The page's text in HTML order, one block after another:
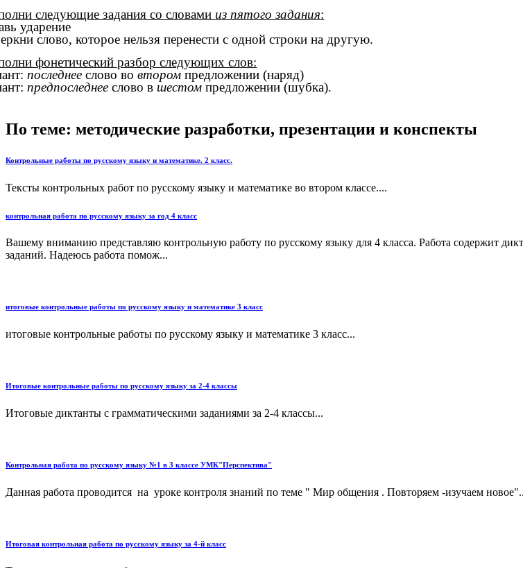
следующие задания со словами из пятого задания:
ударение
слово, которое нельзя перенести с одной строки на другую.
фонетический разбор следующих слов:
последнее слово вовторомпредложении (наряд)
предпоследнее слово в шестомпредложении (шубка).
По теме: методические разработки, презентации и конспекты
Контрольные работы по русскому языку и математике. 2 класс.
Тексты контрольных работ по русскому языку и математике во втором классе....
контрольная работа по русскому языку за год 4 класс
Вашему вниманию представляю контрольную работу по русскому языку для 4 класса. Работа содержит
заданий. Надеюсь работа помож...
итоговые контрольные работы по русскому языку и математике 3 класс
итоговые контрольные работы по русскому языку и математике 3 класс...
Итоговые контрольные работы по русскому языку за 2-4 классы
Итоговые диктанты с грамматическими заданиями за 2-4 классы...
Контрольная работа по русскому языку №1 в 3 классе УМК"Перспектива"
Данная работа проводится на уроке контроля знаний по теме " Мир общения . Повторяем -изучаем
Итоговая контрольная работа по русскому языку за 4-й класс